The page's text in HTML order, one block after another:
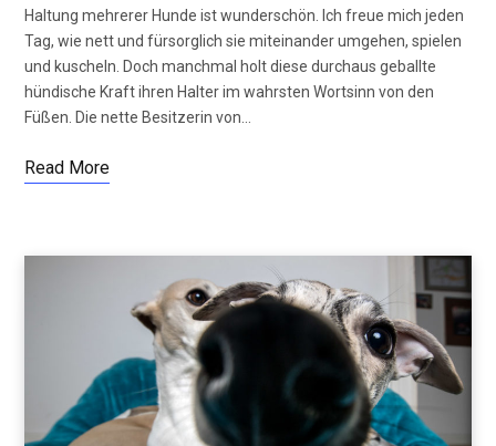
Haltung mehrerer Hunde ist wunderschön. Ich freue mich jeden
Tag, wie nett und fürsorglich sie miteinander umgehen, spielen
und kuscheln. Doch manchmal holt diese durchaus geballte
hündische Kraft ihren Halter im wahrsten Wortsinn von den
Füßen. Die nette Besitzerin von…
Read More